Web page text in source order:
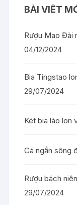
BÀI VIẾT
Rượu Mao Đài
04/12/2024
Bia Tingstao
29/07/2024
Két bia lào lon
Cá ngần sông
Rượu bách
29/07/2024